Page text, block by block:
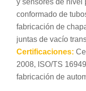
conformado de
fabricación de
juntas de vacío
Certificaciones:
2008, ISO/TS
fabricación de